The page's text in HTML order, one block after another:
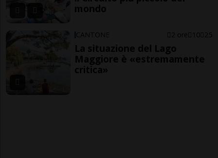
mondo
CANTONE 2 ore 10 25
La situazione del Lago
Maggiore è «estremamente
critica»